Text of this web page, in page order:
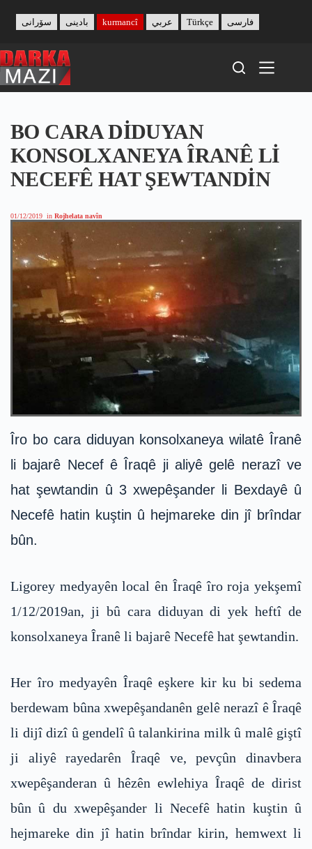
content
بادینی سۆرانی kurmancî عربي Türkçe فارسی
BO CARA DİDUYAN
KONSOLXANEYA ÎRANÊ Lİ
NECEFÊ HAT ŞEWTANDİN
01/12/2019 in Rojhelata navîn
Îro bo cara diduyan konsolxaneya wilatê Îranê
li bajarê Necef ê Îraqê ji aliyê gelê nerazî ve
hat şewtandin û 3 xwepêşander li Bexdayê û
Necefê hatin kuştin û hejmareke din jî brîndar
bûn.
Ligorey medyayên local ên Îraqê îro roja yekşemî
1/12/2019an, ji bû cara diduyan di yek heftî de
konsolxaneya Îranê li bajarê Necefê hat şewtandin.
Her îro medyayên Îraqê eşkere kir ku bi sedema
berdewam bûna xwepêşandanên gelê nerazî ê Îraqê
li dijî dizî û gendelî û talankirina milk û malê giştî
ji aliyê rayedarên Îraqê ve, pevçûn dinavbera
xwepêşanderan û hêzên ewlehiya Îraqê de dirist
bûn û du xwepêşander li Necefê hatin kuştin û
hejmareke din jî hatin brîndar kirin, hemwext li